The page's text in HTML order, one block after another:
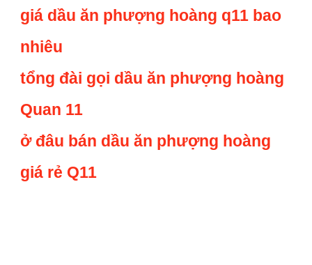
giá dầu ăn phượng hoàng q11 bao
nhiêu
tổng đài gọi dầu ăn phượng hoàng
Quan 11
ở đâu bán dầu ăn phượng hoàng
giá rẻ Q11